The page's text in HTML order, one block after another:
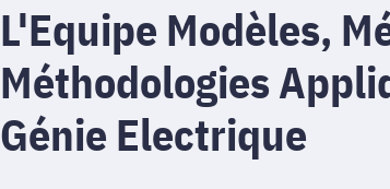
L'Equipe Modèles,
Méthodologies
Génie Electrique